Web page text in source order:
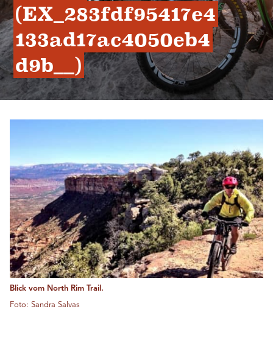
(EX_283fdf95417e4
133ad17ac4050eb4
d9b__)
Blick vom North Rim Trail.
Foto: Sandra Salvas